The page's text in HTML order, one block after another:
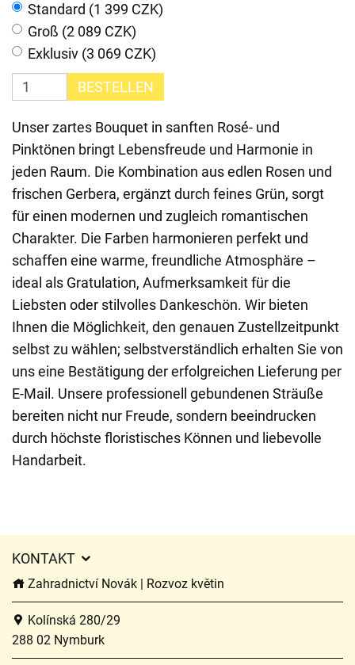
Standard (1 399 CZK)
Groß (2 089 CZK)
Exklusiv (3 069 CZK)
BESTELLEN
Unser zartes Bouquet in sanften Rosé- und
Pinktönen bringt Lebensfreude und Harmonie in
jeden Raum. Die Kombination aus edlen Rosen und
frischen Gerbera, ergänzt durch feines Grün, sorgt
für einen modernen und zugleich romantischen
Charakter. Die Farben harmonieren perfekt und
schaffen eine warme, freundliche Atmosphäre –
ideal als Gratulation, Aufmerksamkeit für die
Liebsten oder stilvolles Dankeschön. Wir bieten
Ihnen die Möglichkeit, den genauen Zustellzeitpunkt
selbst zu wählen; selbstverständlich erhalten Sie von
uns eine Bestätigung der erfolgreichen Lieferung per
E-Mail. Unsere professionell gebundenen Sträuße
bereiten nicht nur Freude, sondern beeindrucken
durch höchste floristisches Können und liebevolle
Handarbeit.
KONTAKT
Zahradnictví Novák | Rozvoz květin
Kolínská 280/29
288 02 Nymburk